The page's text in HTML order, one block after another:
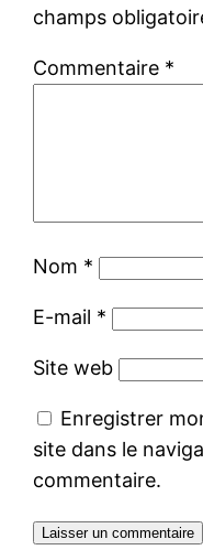
champs
Commentaire *
Nom *
E-mail *
Site web
Enregistrer
site dans le
commentaire.